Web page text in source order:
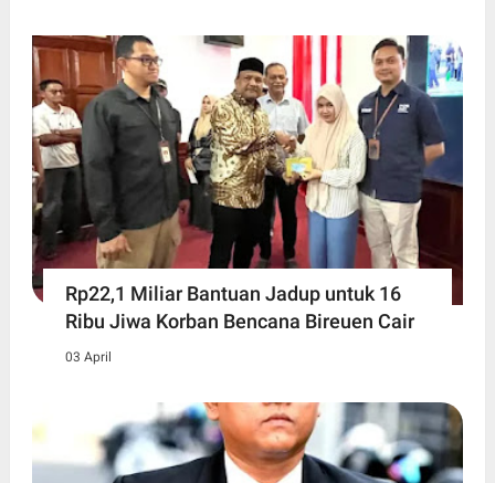
Rp22,1 Miliar Bantuan Jadup untuk 16
Ribu Jiwa Korban Bencana Bireuen Cair
03 April